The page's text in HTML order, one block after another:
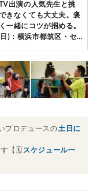
出演の人気先生と挑
きなくても大丈夫。褒
一緒にコツが掴める。
)：横浜市都筑区・セ
プロデュースの土日に
す【🗓 スケジュール一